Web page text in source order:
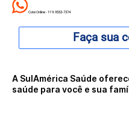
Faça sua
Cote Online - 11 9.9553-7374
A SulAmérica Saúde
saúde para você e sua